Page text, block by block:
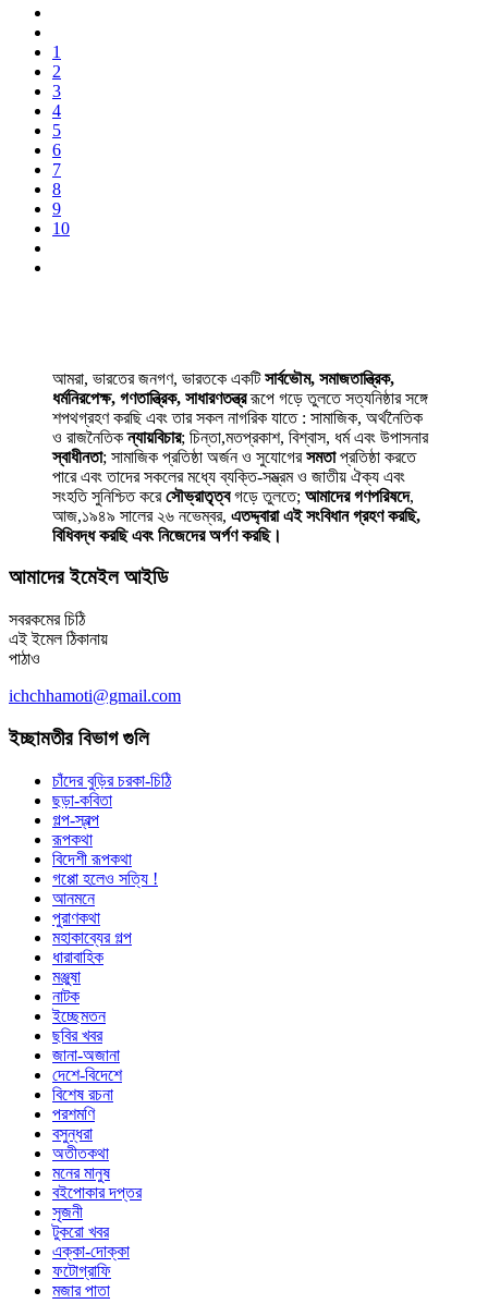
1
2
3
4
5
6
7
8
9
10
আমরা, ভারতের জনগণ, ভারতকে একটিসার্বভৌম, সমাজতান্ত্রিক,
ধর্মনিরপেক্ষ, গণতান্ত্রিক, সাধারণতন্ত্ররূপে গড়ে তুলতে সত্যনিষ্ঠার সঙ্গে
শপথগ্রহণ করছি এবং তার সকল নাগরিক যাতে : সামাজিক, অর্থনৈতিক
ও রাজনৈতিকন্যায়বিচার; চিন্তা,মতপ্রকাশ, বিশ্বাস, ধর্ম এবং উপাসনার
স্বাধীনতা; সামাজিক প্রতিষ্ঠা অর্জন ও সুযোগেরসমতাপ্রতিষ্ঠা করতে
পারে এবং তাদের সকলের মধ্যে ব্যক্তি-সম্ভ্রম ও জাতীয় ঐক্য এবং
সংহতি সুনিশ্চিত করেসৌভ্রাতৃত্বগড়ে তুলতে; আমাদের গণপরিষদে,
আজ,১৯৪৯ সালের ২৬ নভেম্বর, এতদ্দ্বারা এই সংবিধান গ্রহণ করছি,
বিধিবদ্ধ করছি এবং নিজেদের অর্পণ করছি।
আমাদের ইমেইল আইডি
সবরকমের চিঠি
এই ইমেল ঠিকানায়
পাঠাও
ichchhamoti@gmail.com
ইচ্ছামতীর বিভাগ গুলি
চাঁদের বুড়ির চরকা-চিঠি
ছড়া-কবিতা
গল্প-স্বল্প
রূপকথা
বিদেশী রূপকথা
গপ্পো হলেও সত্যি !
আনমনে
পুরাণকথা
মহাকাব্যের গল্প
ধারাবাহিক
মঞ্জুষা
নাটক
ইচ্ছেমতন
ছবির খবর
জানা-অজানা
দেশে-বিদেশে
বিশেষ রচনা
পরশমণি
বসুন্ধরা
অতীতকথা
মনের মানুষ
বইপোকার দপ্তর
সৃজনী
টুকরো খবর
এক্কা-দোক্কা
ফটোগ্রাফি
মজার পাতা